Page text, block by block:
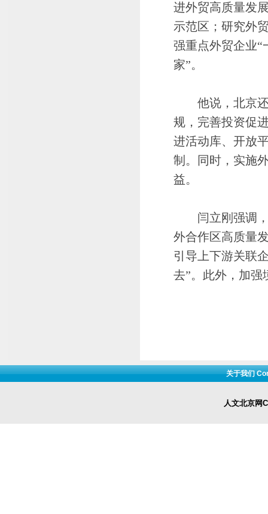
进外贸高质量发
示范区；研究外
强重点外贸企业“
家”。
他说，北京还
规，完善投资促
进活动库、开放
制。同时，实施
益。
闫立刚强调，
外合作区高质量
引导上下游关联
去”。此外，加强
人文北京网
关于我们